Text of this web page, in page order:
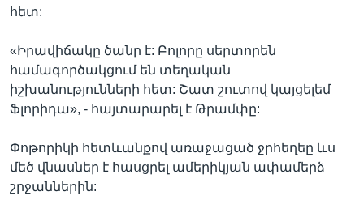
հետ:
«Իրավիճակը ծանր է: Բոլորը սերտորեն
համագործակցում են տեղական
իշխանությունների հետ: Շատ շուտով կայցելեմ
Ֆլորիդա», - հայտարարել է Թրամփը:
Փոթորիկի հետևանքով առաջացած ջրհեղեը ևս
մեծ վնասներ է հասցրել ամերիկյան ափամերձ
շրջաններին: